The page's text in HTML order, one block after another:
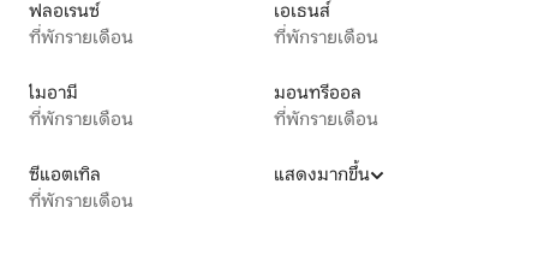
ฟลอเรนซ์
ที่พักรายเดือน
เอเธนส์
ที่พักรายเดือน
ไมอามี
ที่พักรายเดือน
มอนทรีออล
ที่พักรายเดือน
ซีแอตเทิล
ที่พักรายเดือน
แสดงมากขึ้น